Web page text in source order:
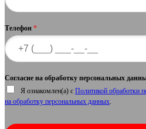
Телефон *
Согласие на обработку персональных
Я ознакомлен(а) с Политикой обработки
на обработку персональных данных.